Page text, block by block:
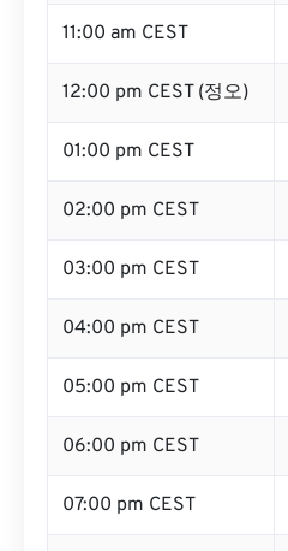
11:00 am CEST
12:00 pm CEST (정오)
01:00 pm CEST
02:00 pm CEST
03:00 pm CEST
04:00 pm CEST
05:00 pm CEST
06:00 pm CEST
07:00 pm CEST